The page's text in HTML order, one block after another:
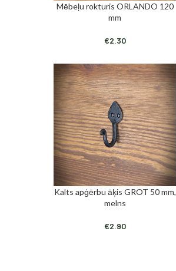
PIEVIENOT GROZAM
Mēbeļu rokturis ORLANDO 120
mm
€2.30
PIEVIENOT GROZAM
Kalts apģērbu āķis GROT 50 mm,
melns
€2.90